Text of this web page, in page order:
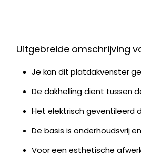
Uitgebreide omschrijving
Je kan dit platdakvenster
De dakhelling dient tussen
Het elektrisch geventileerd
De basis is onderhoudsvrij
Voor een esthetische